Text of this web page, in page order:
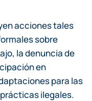
acciones tales
sobre
la denuncia de
en
para las
ilegales.